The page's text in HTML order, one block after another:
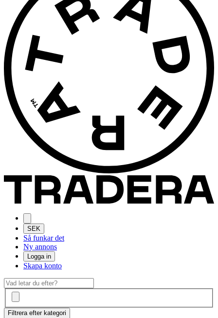
SEK
Så funkar det
Ny annons
Logga in
Skapa konto
Filtrera efter kategori